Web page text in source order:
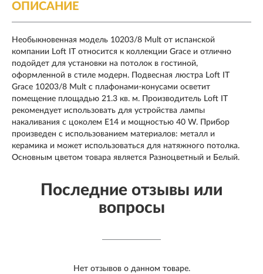
ОПИСАНИЕ
Необыкновенная модель 10203/8 Mult от испанской
компании Loft IT относится к коллекции Grace и отлично
подойдет для установки на потолок в гостиной,
оформленной в стиле модерн. Подвесная люстра Loft IT
Grace 10203/8 Mult с плафонами-конусами осветит
помещение площадью 21.3 кв. м. Производитель Loft IT
рекомендует использовать для устройства лампы
накаливания с цоколем E14 и мощностью 40 W. Прибор
произведен с использованием материалов: металл и
керамика и может использоваться для натяжного потолка.
Основным цветом товара является Разноцветный и Белый.
Последние отзывы или
вопросы
Нет отзывов о данном товаре.